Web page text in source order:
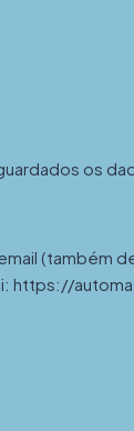
os
(também
https://